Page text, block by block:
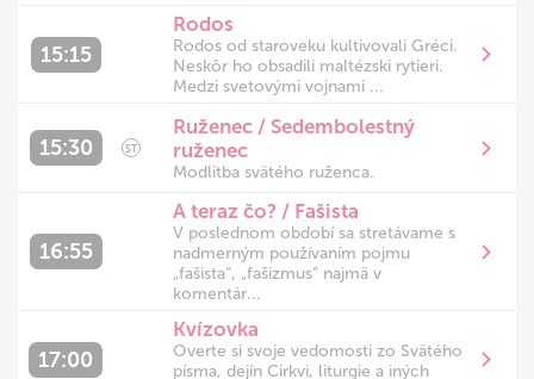
15:15
Rodos
Rodos od staroveku kultivovali Gréci.
Neskôr ho obsadili maltézski rytieri.
Medzi svetovými vojnami ...
15:30 ST
Ruženec / Sedembolestný
ruženec
Modlitba svätého ruženca.
16:55
A teraz čo? / Fašista
V poslednom období sa stretávame s
nadmerným používaním pojmu
„fašista“, „fašizmus“ najmä v
komentár...
17:00
Kvízovka
Overte si svoje vedomosti zo Svätého
písma, dejín Cirkvi, liturgie a iných